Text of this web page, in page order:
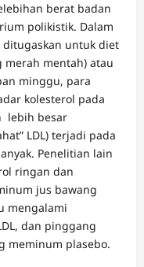
berat badan
polikistik. Dalam
untuk diet
mentah) atau
minggu, para
kolesterol pada
lebih besar
LDL) terjadi pada
Penelitian lain
ringan dan
jus bawang
mengalami
dan pinggang
meminum plasebo.